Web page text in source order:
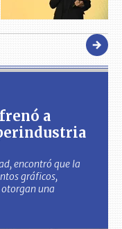
a
encontró que la
gráficos,
una